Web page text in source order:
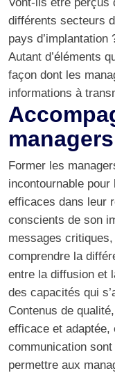
Vont-ils être perçus
différents secteurs
pays d’implantation
Autant d’éléments
façon dont les
informations à
managers
Former les
incontournable pour
efficaces dans leur
conscients de son
messages
comprendre la
entre la diffusion et
des capacités qui
Contenus de
efficace et adaptée,
communication
permettre aux